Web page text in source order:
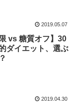
2019.05.07
vs 糖質オフ】30
ダイエット、選ぶ
2019.04.30